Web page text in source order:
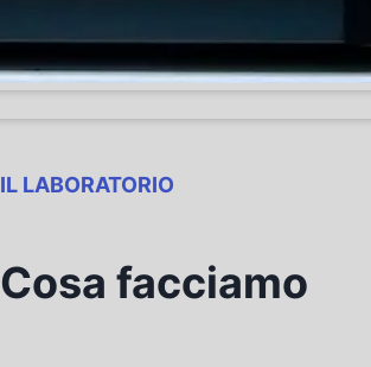
IL LABORATORIO
Cosa facciamo